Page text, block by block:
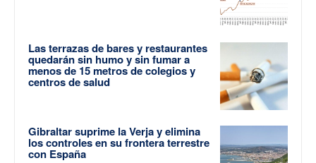
Las terrazas de bares y restaurantes
quedarán sin humo y sin fumar a
menos de 15 metros de colegios y
centros de salud
Gibraltar suprime la Verja y elimina
los controles en su frontera terrestre
con España